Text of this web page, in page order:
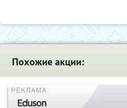
Похожие акции: